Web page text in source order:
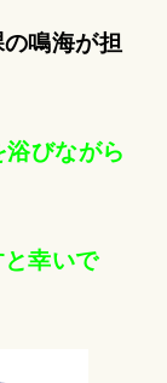
鳴海が担
びながら
幸いで